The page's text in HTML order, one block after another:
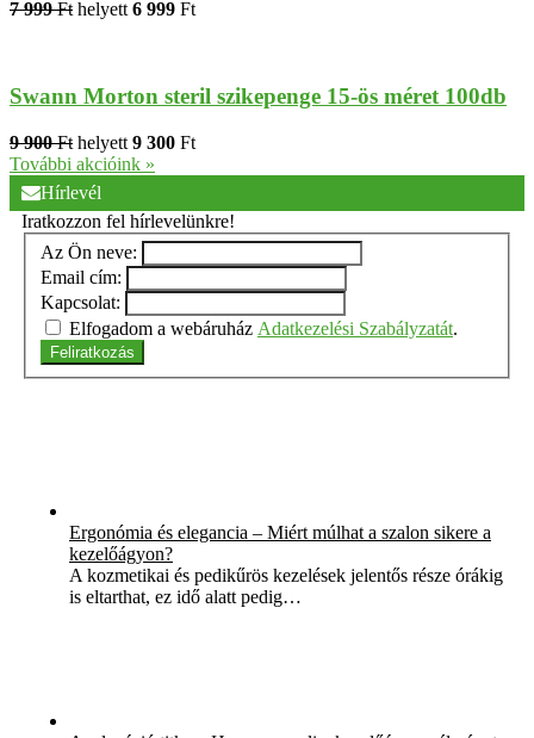
7 999 Ft helyett 6 999 Ft
Swann Morton steril szikepenge 15-ös méret 100db
9 900 Ft helyett 9 300 Ft
További akcióink »
Hírlevél
Iratkozzon fel hírlevelünkre!
Az Ön neve:
Email cím:
Kapcsolat:
Elfogadom a webáruház Adatkezelési Szabályzatát.
Feliratkozás
Ergonómia és elegancia – Miért múlhat a szalon sikere a
kezelőágyon?
A kozmetikai és pedikűrös kezelések jelentős része órákig
is eltarthat, ez idő alatt pedig…